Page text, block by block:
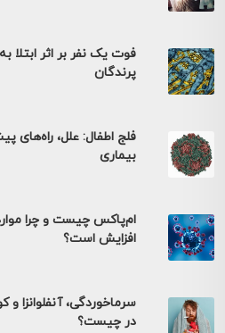
فوت یک نفر بر اثر ابتلا
پرندگان
فلج اطفال: علل،
بیماری
ام‌پاکس چیست و چرا موارد
افزایش است؟
سرماخوردگی، آنفلوانزا و
در چیست؟